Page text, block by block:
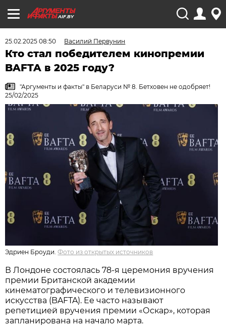
AIF.BY
25.02.2025 08:50 Василий Первунин
Кто стал победителем кинопремии
BAFTA в 2025 году?
"Аргументы и факты" в Беларуси № 8. Бетховен не одобряет!
25/02/2025
Эдриен Броуди. Фото из открытых источников
В Лондоне состоялась 78-я церемония вручения
премии Британской академии
кинематографического и телевизионного
искусства (BAFTA). Ее часто называют
репетицией вручения премии «Оскар», которая
запланирована на начало марта.